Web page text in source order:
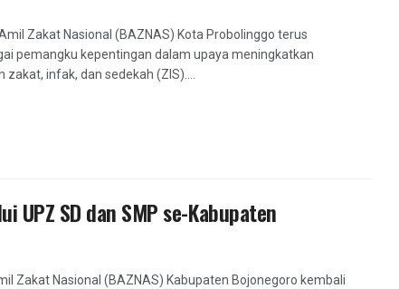
Zakat Nasional (BAZNAS) Kota Probolinggo terus
pemangku kepentingan dalam upaya meningkatkan
infak, dan sedekah (ZIS)....
UPZ SD dan SMP se-Kabupaten
Zakat Nasional (BAZNAS) Kabupaten Bojonegoro kembali